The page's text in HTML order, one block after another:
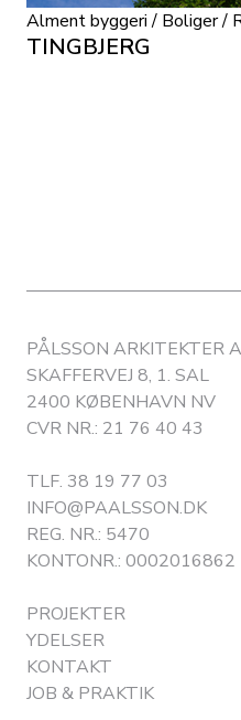
Alment byggeri / Boliger /
TINGBJERG
PÅLSSON ARKITEKTER
SKAFFERVEJ 8, 1. SAL
2400 KØBENHAVN NV
CVR NR.: 21 76 40 43
TLF. 38 19 77 03
INFO@PAALSSON.DK
REG. NR.: 5470
KONTONR.: 0002016862
PROJEKTER
YDELSER
KONTAKT
JOB & PRAKTIK